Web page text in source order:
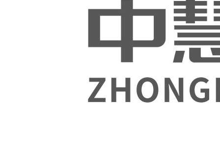
为深入贯彻落实《国家职业教育
Python
程序开
发职业
技能等
级证书
试点申
报工作